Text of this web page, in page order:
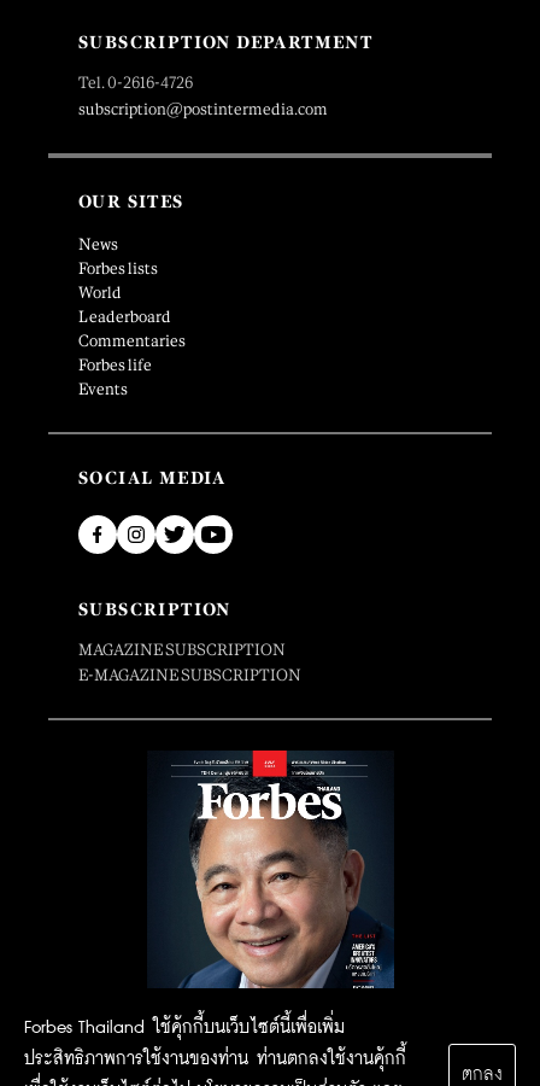
Forbes Thailand ใช้คุ้กกี้บนเว็บไซต์นี้เพื่อเพิ่ม
ประสิทธิภาพการใช้งานของท่าน ท่านตกลงใช้งานคุ้กกี้
ตกลง
SUBSCRIPTION DEPARTMENT
Tel. 0-2616-4726
subscription@postintermedia.com
OUR SITES
News
Forbes lists
World
Leaderboard
Commentaries
Forbes life
Events
SOCIAL MEDIA
SUBSCRIPTION
MAGAZINE SUBSCRIPTION
E-MAGAZINE SUBSCRIPTION